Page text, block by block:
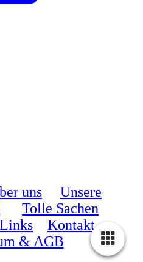
uns
Unsere
Tolle Sachen
Kontakt
& AGB